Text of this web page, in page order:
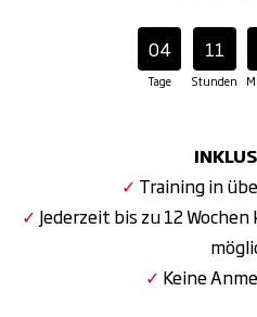
04
Tage
11
Stunden
✓ Training in
✓ Jederzeit bis zu 12
✓ Keine